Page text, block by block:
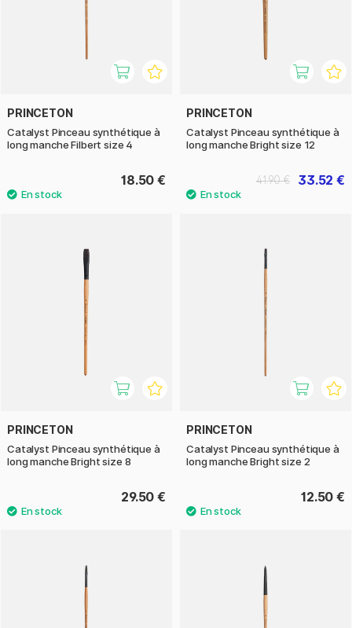
PRINCETON
Catalyst Pinceau synthétique à
long manche Filbert size 4
18.50 €
PRINCETON
Catalyst Pinceau synthétique à
long manche Bright size 12
33.52 €
41.90 €
PRINCETON
Catalyst Pinceau synthétique à
long manche Bright size 8
29.50 €
PRINCETON
Catalyst Pinceau synthétique à
long manche Bright size 2
12.50 €